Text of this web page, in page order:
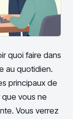
quoi faire dans
au quotidien.
principaux de
que vous ne
Vous verrez